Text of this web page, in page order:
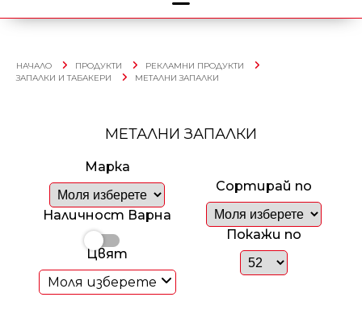
НАЧАЛО ПРОДУКТИ
РЕКЛАМНИ ПРОДУКТИ
ЗАПАЛКИ И ТАБАКЕРИ
МЕТАЛНИ ЗАПАЛКИ
МЕТАЛНИ ЗАПАЛКИ
Марка
Наличност Варна
Цвят
Моля изберете
Сортирай по
Покажи по